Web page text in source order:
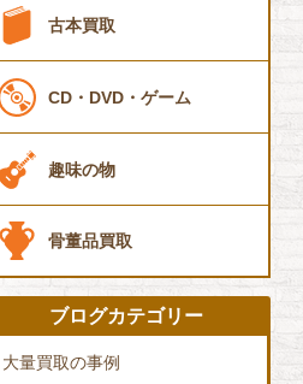
古本買取
CD・DVD・ゲーム
趣味の物
骨董品買取
ブログカテゴリー
大量買取の事例